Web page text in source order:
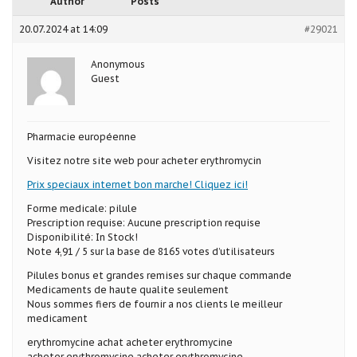
20.07.2024 at 14:09 #29021
Anonymous
Guest
Pharmacie européenne
Visitez notre site web pour acheter erythromycin
Prix speciaux internet bon marche! Cliquez ici!
Forme medicale: pilule
Prescription requise: Aucune prescription requise
Disponibilité: In Stock!
Note 4,91 / 5 sur la base de 8165 votes d’utilisateurs
Pilules bonus et grandes remises sur chaque commande
Medicaments de haute qualite seulement
Nous sommes fiers de fournir a nos clients le meilleur
medicament
erythromycine achat acheter erythromycine